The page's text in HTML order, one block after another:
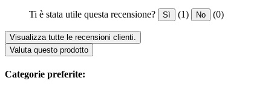
Ti è stata utile questa recensione? Sì (1) No (0)
Visualizza tutte le recensioni clienti.
Valuta questo prodotto
Categorie preferite: